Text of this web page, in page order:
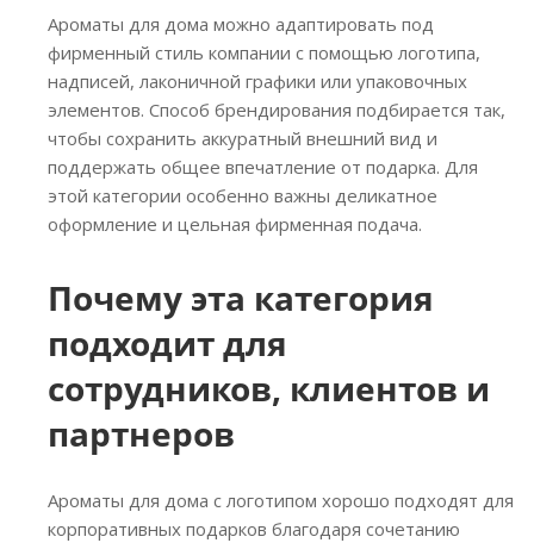
Ароматы для дома можно адаптировать под
фирменный стиль компании с помощью логотипа,
надписей, лаконичной графики или упаковочных
элементов. Способ брендирования подбирается так,
чтобы сохранить аккуратный внешний вид и
поддержать общее впечатление от подарка. Для
этой категории особенно важны деликатное
оформление и цельная фирменная подача.
Почему эта категория
подходит для
сотрудников, клиентов и
партнеров
Ароматы для дома с логотипом хорошо подходят для
корпоративных подарков благодаря сочетанию